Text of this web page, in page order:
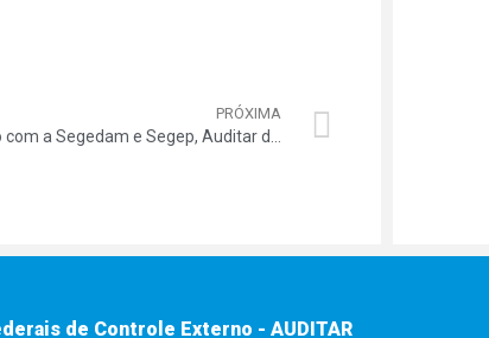
PRÓXIMA
de Controle Externo - AUDITAR